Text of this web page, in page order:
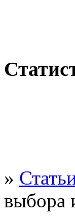
»
выбора